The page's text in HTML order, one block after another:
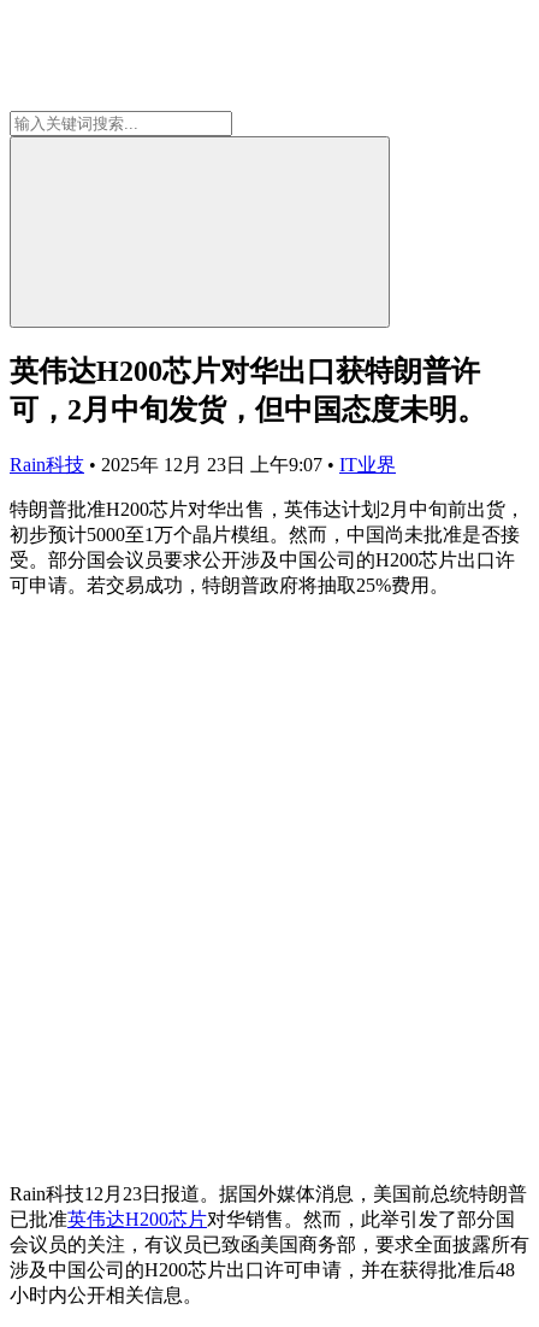
英伟达H200芯片对华出口获特朗普许
可，2月中旬发货，但中国态度未明。
Rain科技 • 2025年 12月 23日 上午9:07 • IT业界
特朗普批准H200芯片对华出售，英伟达计划2月中旬前出货，
初步预计5000至1万个晶片模组。然而，中国尚未批准是否接
受。部分国会议员要求公开涉及中国公司的H200芯片出口许
可申请。若交易成功，特朗普政府将抽取25%费用。
Rain科技12月23日报道。据国外媒体消息，美国前总统特朗普
已批准英伟达H200芯片对华销售。然而，此举引发了部分国
会议员的关注，有议员已致函美国商务部，要求全面披露所有
涉及中国公司的H200芯片出口许可申请，并在获得批准后48
小时内公开相关信息。